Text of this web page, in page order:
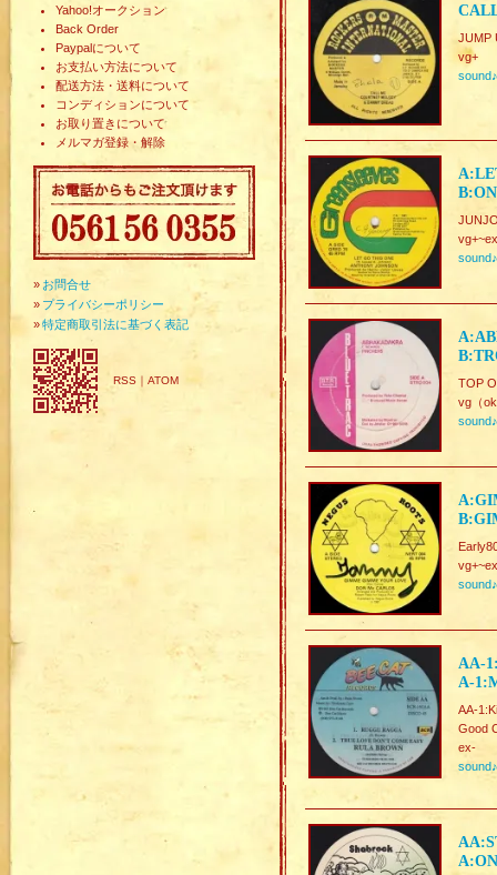
Yahoo!オークション
Back Order
Paypalについて
お支払い方法について
配送方法・送料について
コンディションについて
お取り置きについて
メルマガ登録・解除
» お問合せ
» プライバシーポリシー
»特定商取引法に基づく表記
RSS ｜ ATOM
JUMP
vg+
sound♪
sound♪
TOP
vg（
sound♪
sound♪
AA-
A-
AA-
Good
ex-
sound♪